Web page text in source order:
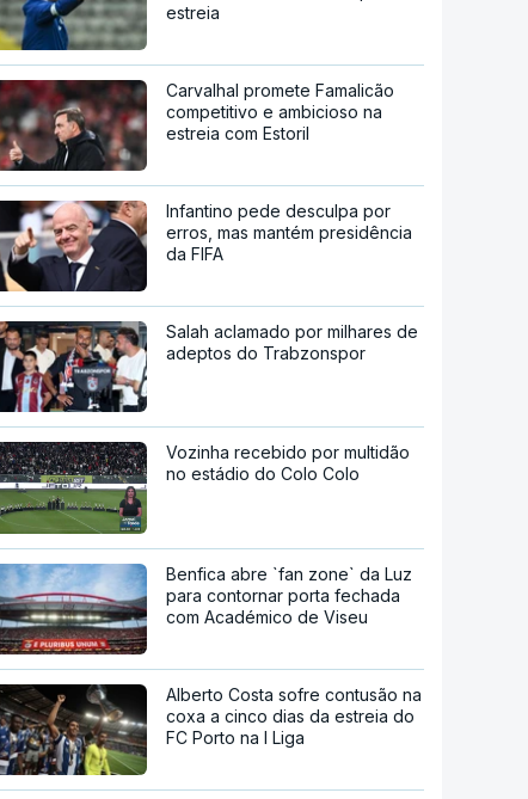
estreia
Carvalhal promete Famalicão
competitivo e ambicioso na
estreia com Estoril
Infantino pede desculpa por
erros, mas mantém presidência
da FIFA
Salah aclamado por milhares de
adeptos do Trabzonspor
Vozinha recebido por multidão
no estádio do Colo Colo
Benfica abre `fan zone` da Luz
para contornar porta fechada
com Académico de Viseu
Alberto Costa sofre contusão na
coxa a cinco dias da estreia do
FC Porto na I Liga